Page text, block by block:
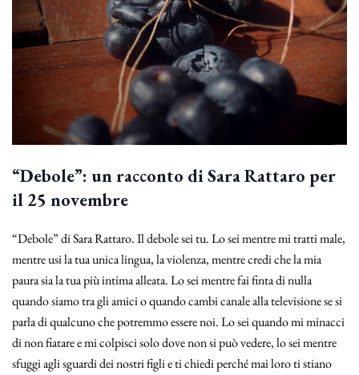
“Debole”: un racconto di Sara Rattaro per
il 25 novembre
“Debole” di Sara Rattaro. Il debole sei tu. Lo sei mentre mi tratti male,
mentre usi la tua unica lingua, la violenza, mentre credi che la mia
paura sia la tua più intima alleata. Lo sei mentre fai finta di nulla
quando siamo tra gli amici o quando cambi canale alla televisione se si
parla di qualcuno che potremmo essere noi. Lo sei quando mi minacci
di non fiatare e mi colpisci solo dove non si può vedere, lo sei mentre
sfuggi agli sguardi dei nostri figli e ti chiedi perché mai loro ti stiano